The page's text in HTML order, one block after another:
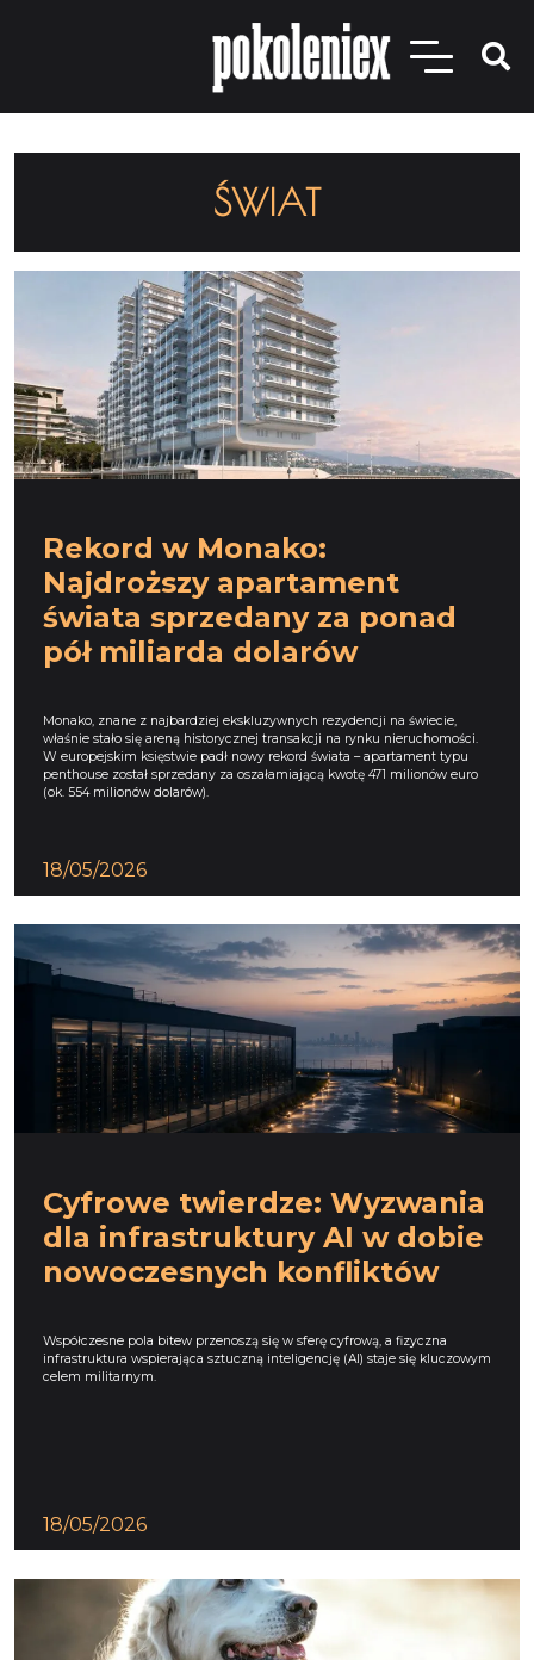
ŚWIAT
Rekord w Monako:
Najdroższy apartament
świata sprzedany za ponad
pół miliarda dolarów
Monako, znane z najbardziej ekskluzywnych rezydencji na świecie,
właśnie stało się areną historycznej transakcji na rynku nieruchomości.
W europejskim księstwie padł nowy rekord świata – apartament typu
penthouse został sprzedany za oszałamiającą kwotę 471 milionów euro
(ok. 554 milionów dolarów).
18/05/2026
Cyfrowe twierdze: Wyzwania
dla infrastruktury AI w dobie
nowoczesnych konfliktów
Współczesne pola bitew przenoszą się w sferę cyfrową, a fizyczna
infrastruktura wspierająca sztuczną inteligencję (AI) staje się kluczowym
celem militarnym.
18/05/2026